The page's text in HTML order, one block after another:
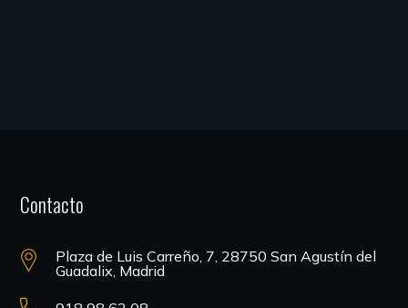
Contacto
Plaza de Luis Carreño, 7, 28750 San Agustín del
Guadalix, Madrid